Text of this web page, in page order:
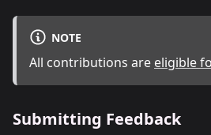
NOTE
All contributions are eligible
Submitting Feedback